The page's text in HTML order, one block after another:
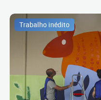
Trabalho inédito